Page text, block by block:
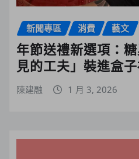
新聞專區 消費 藝文
年節送禮新選項：
見的工夫」裝進盒
陳建融 1 月 3, 2026